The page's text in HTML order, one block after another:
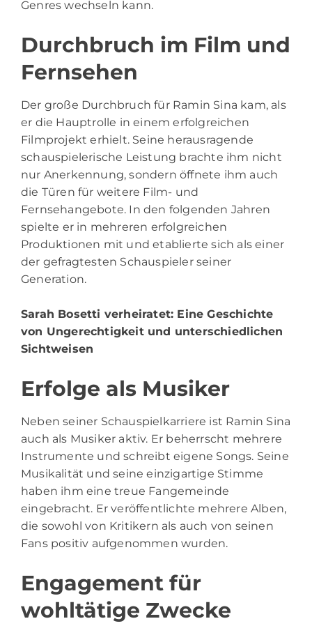
Genres wechseln kann.
Durchbruch im Film und
Fernsehen
Der große Durchbruch für Ramin Sina kam, als
er die Hauptrolle in einem erfolgreichen
Filmprojekt erhielt. Seine herausragende
schauspielerische Leistung brachte ihm nicht
nur Anerkennung, sondern öffnete ihm auch
die Türen für weitere Film- und
Fernsehangebote. In den folgenden Jahren
spielte er in mehreren erfolgreichen
Produktionen mit und etablierte sich als einer
der gefragtesten Schauspieler seiner
Generation.
Sarah Bosetti verheiratet: Eine Geschichte
von Ungerechtigkeit und unterschiedlichen
Sichtweisen
Erfolge als Musiker
Neben seiner Schauspielkarriere ist Ramin Sina
auch als Musiker aktiv. Er beherrscht mehrere
Instrumente und schreibt eigene Songs. Seine
Musikalität und seine einzigartige Stimme
haben ihm eine treue Fangemeinde
eingebracht. Er veröffentlichte mehrere Alben,
die sowohl von Kritikern als auch von seinen
Fans positiv aufgenommen wurden.
Engagement für
wohltätige Zwecke